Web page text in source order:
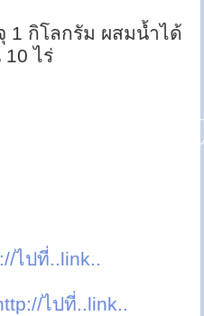
1 กิโลกรัม ผสมน้ำได้
ไร่
ไปที่..link..
ไปที่..link..